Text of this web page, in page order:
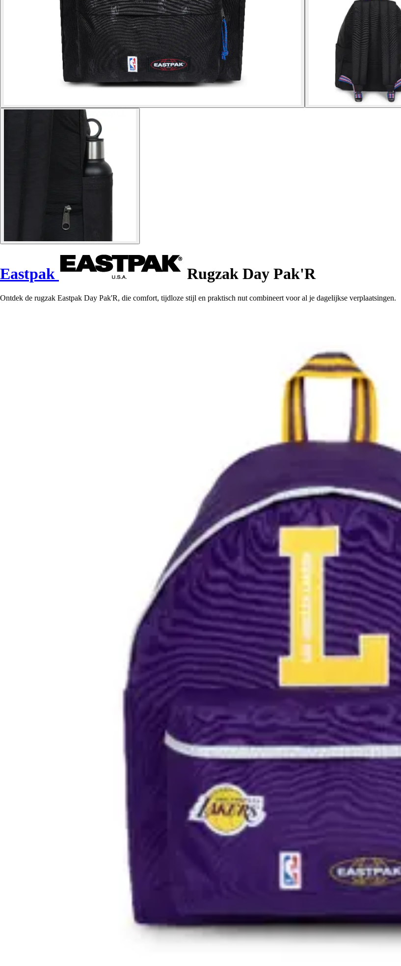
Eastpak Rugzak Day Pak'R
Ontdek de rugzak Eastpak Day Pak'R, die comfort, tijdloze stijl en praktisch nut combineert voor al je dagelijkse verplaatsingen.